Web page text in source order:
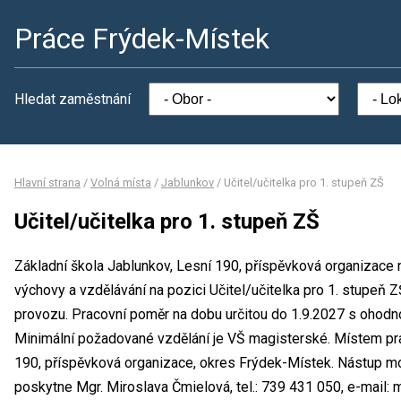
Práce Frýdek-Místek
Hledat zaměstnání
Hlavní strana / Volná místa / Jablunkov / Učitel/učitelka pro 1. stupeň ZŠ
Učitel/učitelka pro 1. stupeň ZŠ
Základní škola Jablunkov, Lesní 190, příspěvková
výchovy a vzdělávání na pozici Učitel/učitelka pro 1. stupeň
provozu. Pracovní poměr na dobu určitou do 1.9.2027 s
Minimální požadované vzdělání je VŠ magisterské. Místem
190, příspěvková organizace, okres Frýdek-Místek. Nástup
poskytne Mgr. Miroslava Čmielová, tel.: 739 431 050, e-mail: